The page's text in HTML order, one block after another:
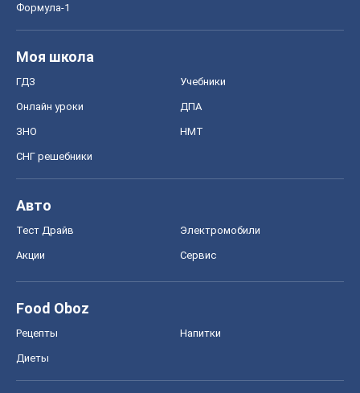
Формула-1
Моя школа
ГДЗ Учебники
Онлайн уроки ДПА
ЗНО НМТ
СНГ решебники
Авто
Тест Драйв Электромобили
Акции Сервис
Food Oboz
Рецепты Напитки
Диеты